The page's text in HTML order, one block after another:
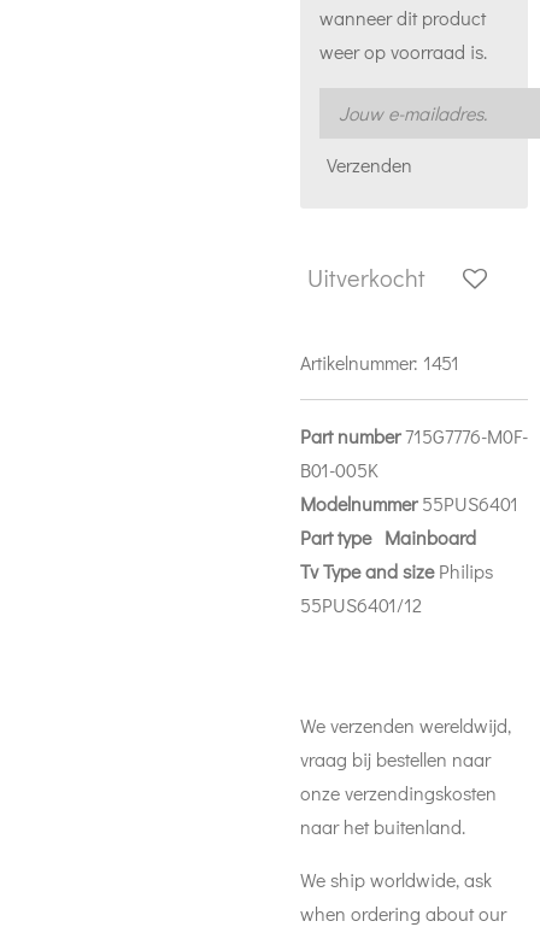
wanneer dit product
weer op voorraad is.
Verzenden
Uitverkocht
Artikelnummer: 1451
Part number715G7776-M0F-
B01-005K
Modelnummer55PUS6401
Parttype Mainboard
Tv Type and sizePhilips
55PUS6401/12
We verzenden wereldwijd,
vraag bij bestellen naar
onze verzendingskosten
naar het buitenland.
We ship worldwide, ask
when ordering about our